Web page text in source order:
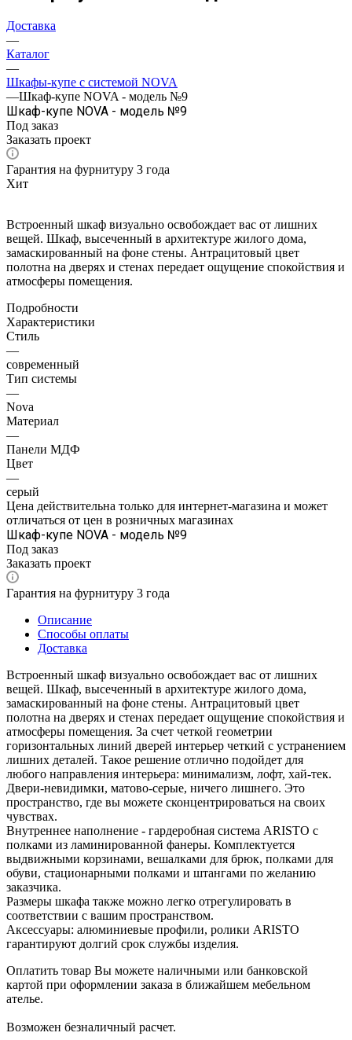
Доставка
—
Каталог
—
Шкафы-купе с системой NOVA
—Шкаф-купе NOVA - модель №9
Шкаф-купе NOVA - модель №9
Под заказ
Заказать проект
Гарантия на фурнитуру 3 года
Хит
Встроенный шкаф визуально освобождает вас от лишних
вещей. Шкаф, высеченный в архитектуре жилого дома,
замаскированный на фоне стены. Антрацитовый цвет
полотна на дверях и стенах передает ощущение спокойствия и
атмосферы помещения.
Подробности
Характеристики
Стиль
—
современный
Тип системы
—
Nova
Материал
—
Панели МДФ
Цвет
—
серый
Цена действительна только для интернет-магазина и может
отличаться от цен в розничных магазинах
Шкаф-купе NOVA - модель №9
Под заказ
Заказать проект
Гарантия на фурнитуру 3 года
Описание
Способы оплаты
Доставка
Встроенный шкаф визуально освобождает вас от лишних
вещей. Шкаф, высеченный в архитектуре жилого дома,
замаскированный на фоне стены. Антрацитовый цвет
полотна на дверях и стенах передает ощущение спокойствия и
атмосферы помещения. За счет четкой геометрии
горизонтальных линий дверей интерьер четкий с устранением
лишних деталей. Такое решение отлично подойдет для
любого направления интерьера: минимализм, лофт, хай-тек.
Двери-невидимки, матово-серые, ничего лишнего. Это
пространство, где вы можете сконцентрироваться на своих
чувствах.
Внутреннее наполнение - гардеробная система ARISTO с
полками из ламинированной фанеры. Комплектуется
выдвижными корзинами, вешалками для брюк, полками для
обуви, стационарными полками и штангами по желанию
заказчика.
Размеры шкафа также можно легко отрегулировать в
соответствии с вашим пространством.
Аксессуары: алюминиевые профили, ролики ARISTO
гарантируют долгий срок службы изделия.
Оплатить товар Вы можете наличными или банковской
картой при оформлении заказа в ближайшем мебельном
ателье.
Возможен безналичный расчет.